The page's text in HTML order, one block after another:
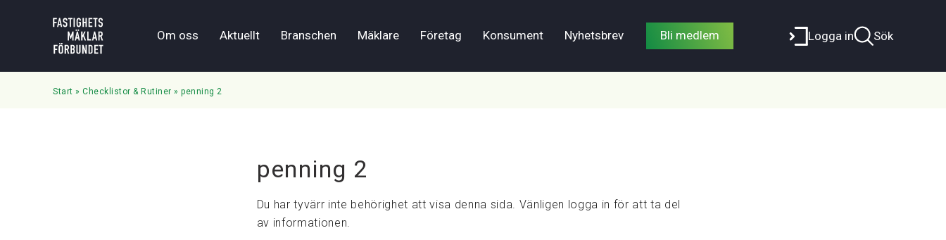
Om oss Aktuellt Branschen Mäklare Företag Konsument Nyhetsbrev Bli medlem Logga in Sök
Start » Checklistor & Rutiner » penning 2
penning 2
Du har tyvärr inte behörighet att visa denna sida. Vänligen logga in för att ta del
av informationen.